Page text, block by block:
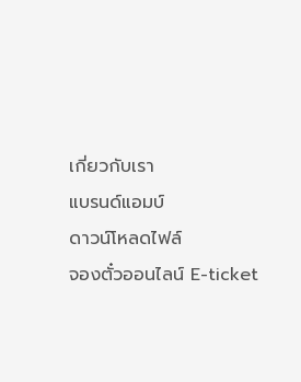
เกี่ยวกับเรา
แบรนด์แอมบ์
ดาวน์โหลดไฟล์
จองตั๋วออนไลน์ E-ticket